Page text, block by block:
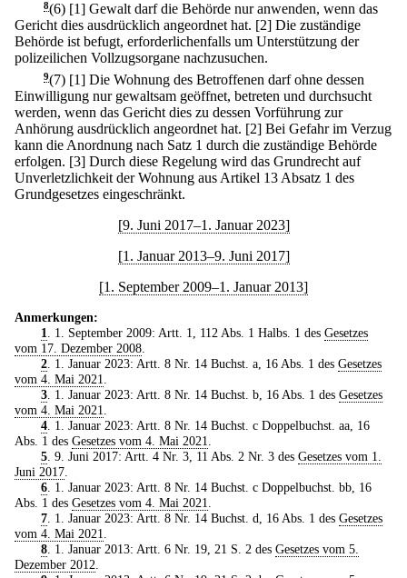
8(6) [1] Gewalt darf die Behörde nur anwenden, wenn das
Gericht dies ausdrücklich angeordnet hat. [2] Die zuständige
Behörde ist befugt, erforderlichenfalls um Unterstützung der
polizeilichen Vollzugsorgane nachzusuchen.
9(7) [1] Die Wohnung des Betroffenen darf ohne dessen
Einwilligung nur gewaltsam geöffnet, betreten und durchsucht
werden, wenn das Gericht dies zu dessen Vorführung zur
Anhörung ausdrücklich angeordnet hat. [2] Bei Gefahr im Verzug
kann die Anordnung nach Satz 1 durch die zuständige Behörde
erfolgen. [3] Durch diese Regelung wird das Grundrecht auf
Unverletzlichkeit der Wohnung aus Artikel 13 Absatz 1 des
Grundgesetzes eingeschränkt.
[9. Juni 2017–1. Januar 2023]
[1. Januar 2013–9. Juni 2017]
[1. September 2009–1. Januar 2013]
Anmerkungen:
1
. 1. September 2009: Artt. 1, 112 Abs. 1 Halbs. 1 des Gesetzes
vom 17. Dezember 2008
2. 1. Januar 2023: Artt. 8 Nr. 14 Buchst. a, 16 Abs. 1 des Gesetzes
vom 4. Mai 2021
3. 1. Januar 2023: Artt. 8 Nr. 14 Buchst. b, 16 Abs. 1 des Gesetzes
vom 4. Mai 2021
4. 1. Januar 2023: Artt. 8 Nr. 14 Buchst. c Doppelbuchst. aa, 16
Abs. 1 des Gesetzes vom 4. Mai 2021
5. 9. Juni 2017: Artt. 4 Nr. 3, 11 Abs. 2 Nr. 3 des Gesetzes vom 1.
Juni 2017
6. 1. Januar 2023: Artt. 8 Nr. 14 Buchst. c Doppelbuchst. bb, 16
Abs. 1 des Gesetzes vom 4. Mai 2021
7. 1. Januar 2023: Artt. 8 Nr. 14 Buchst. d, 16 Abs. 1 des Gesetzes
vom 4. Mai 2021
8. 1. Januar 2013: Artt. 6 Nr. 19, 21 S. 2 des Gesetzes vom 5.
Dezember 2012